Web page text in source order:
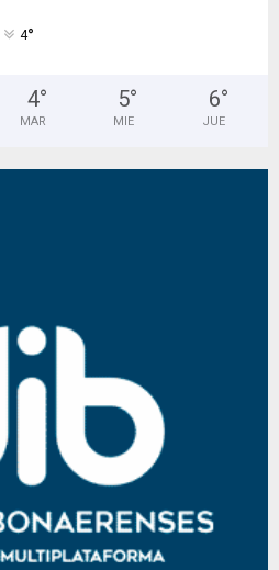
4°
4°
MAR
5°
MIE
6°
JUE